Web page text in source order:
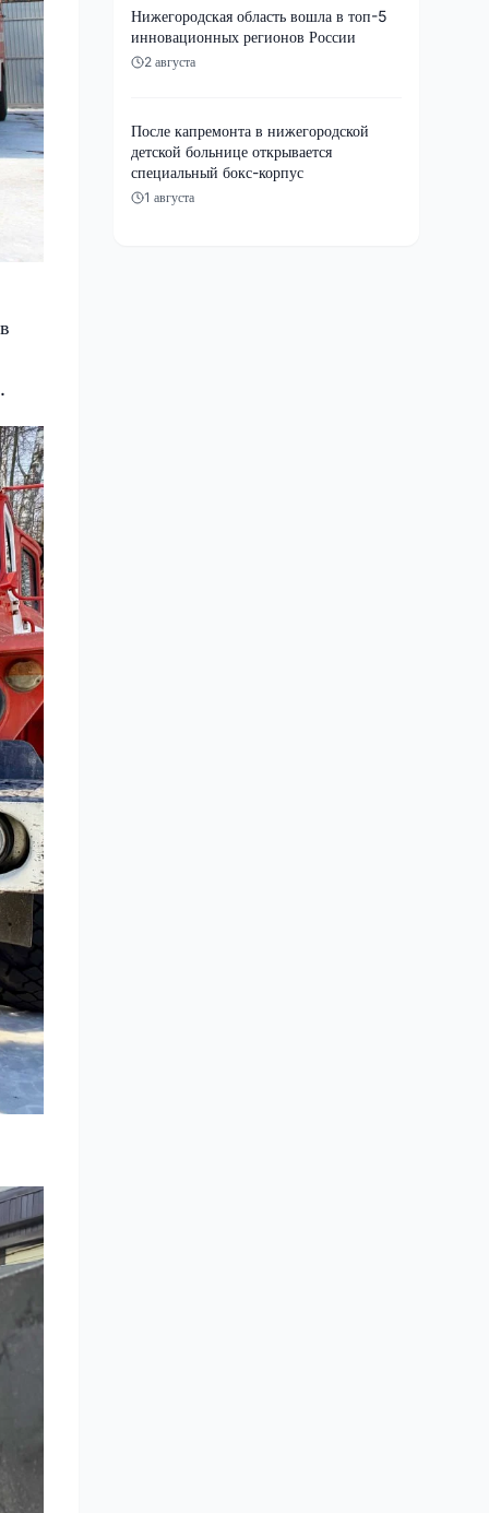
Нижегородская область вошла в топ-5
инновационных регионов России
2 августа
После капремонта в нижегородской
детской больнице открывается
специальный бокс-корпус
1 августа